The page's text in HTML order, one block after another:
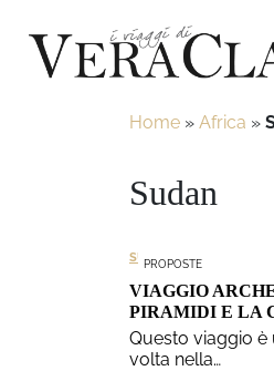
Home » Africa »
Sudan
PROPOSTE
SUDAN
VIAGGIO
PIRAMIDI E LA
Questo viaggio è
volta nella…